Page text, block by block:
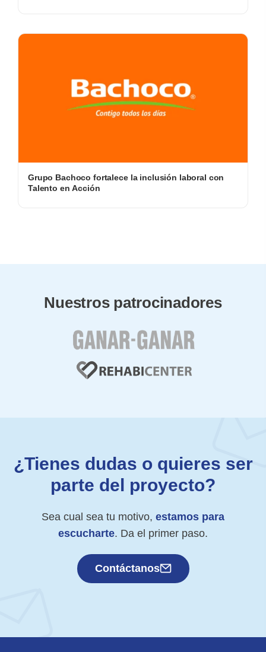
Grupo Bachoco fortalece la inclusión laboral con
Talento en Acción
Nuestros patrocinadores
¿Tienes dudas o quieres ser
parte del proyecto?
Sea cual sea tu motivo, estamos para
escucharte. Da el primer paso.
Contáctanos